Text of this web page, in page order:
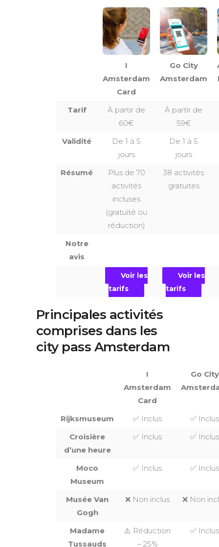
I
Amsterdam
Card
Go City
Amsterdam
Tarif
À partir de
60€
À partir de
59€
Validité
De 1 à 5
jours
De 1 à 5
jours
Résumé
Plus de 70
activités
incluses
(gratuité ou
réduction)
38 activités
gratuites
Notre
avis
Voir les
tarifs
Voir les
tarifs
Principales activités
comprises dans les
city pass Amsterdam
I
Amsterdam
Card
Go City
Rijksmuseum ✅ Inclus
✅ Inclus
Croisière
d’une heure
✅ Inclus ✅ Inclus
Moco
Museum
✅ Inclus ✅ Inclus
Musée Van
Gogh
❌ Non inclus ❌ Non
Madame
Tussauds
⚠️ Réduction
– 25%
✅ Inclus